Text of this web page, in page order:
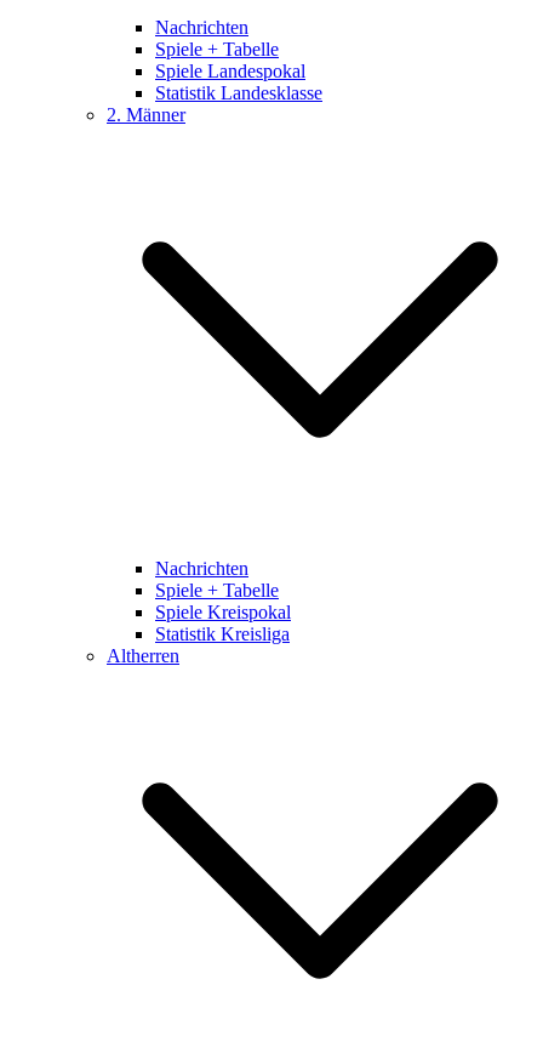
Nachrichten
Spiele + Tabelle
Spiele Landespokal
Statistik Landesklasse
2. Männer
Nachrichten
Spiele + Tabelle
Spiele Kreispokal
Statistik Kreisliga
Altherren